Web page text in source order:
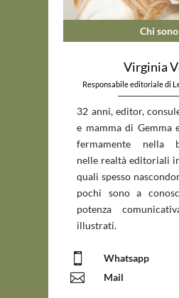
Chi sono
Virginia
Responsabile editoriale di
32 anni, editor,
e mamma di Gemma
fermamente nella
nelle realtà editoriali
quali spesso
pochi sono a
potenza
illustrati.
 Whatsapp
 Mail